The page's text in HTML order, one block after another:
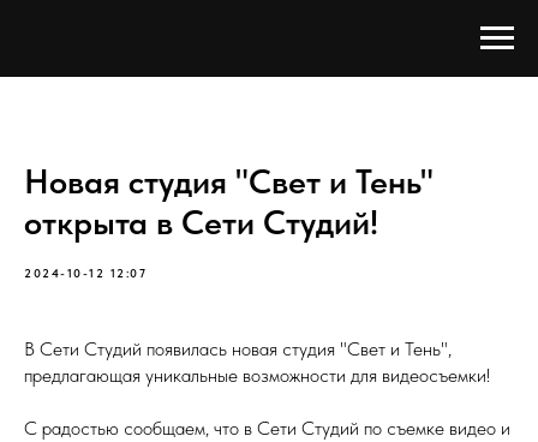
Новая студия "Свет и Тень"
открыта в Сети Студий!
2024-10-12 12:07
В Сети Студий появилась новая студия "Свет и Тень",
предлагающая уникальные возможности для видеосъемки!
С радостью сообщаем, что в Сети Студий по съемке видео и